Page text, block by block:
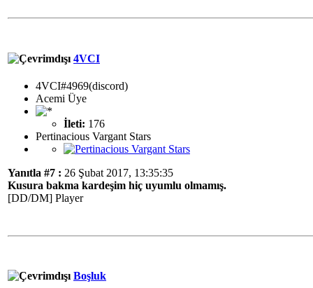
4VCI
4VCI#4969(discord)
Acemi Üye
İleti: 176
Pertinacious Vargant Stars
Yanıtla #7 : 26 Şubat 2017, 13:35:35
Kusura bakma kardeşim hiç uyumlu olmamış.
[DD/DM] Player
Boşluk